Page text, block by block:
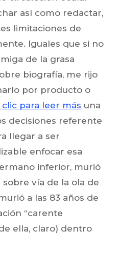
así­ como redactar,
limitaciones de
Iguales que si no
de la grasa
biografía, me rijo
por producto o
clic para leer más una
decisiones referente
llegar a ser
enfocar esa
inferior, murió
sobre ví­a de la ola de
a las 83 años de
“carente
ella, claro) dentro